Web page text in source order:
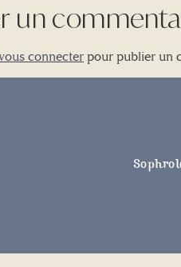
un
connecter pour publier un